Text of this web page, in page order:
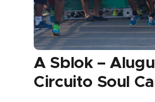
A Sblok –
Circuito Soul